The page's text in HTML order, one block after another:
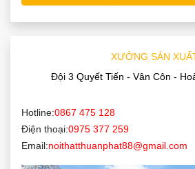
XƯỞNG SẢN
Đội 3 Quyết Tiến - Vân Côn -
Hotline:0867 475 128
Điện thoại:0975 377 259
Email:noithatthuanphat88@gmail.com